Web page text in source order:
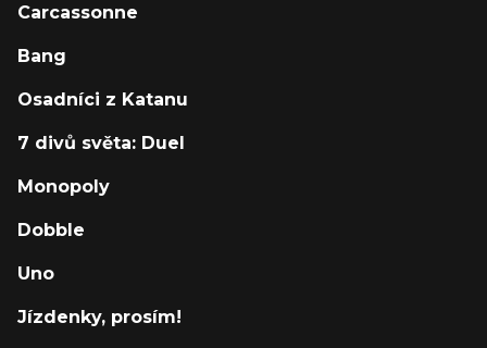
Carcassonne
Bang
Osadníci z Katanu
7 divů světa: Duel
Monopoly
Dobble
Uno
Jízdenky, prosím!